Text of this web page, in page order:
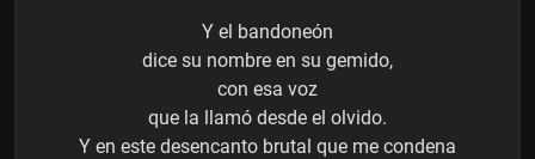
Y el bandoneón
dice su nombre en su gemido,
con esa voz
que la llamó desde el olvido.
Y en este desencanto brutal que me condena